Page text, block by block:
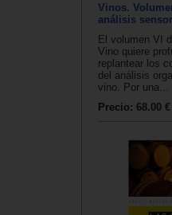
Vinos.
análisis
El volumen VI
Vino quiere
replantear los
del análisis
vino. Por una...
Precio: 68.00 €